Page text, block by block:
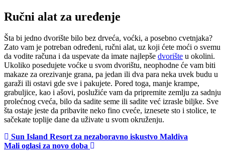
Ručni alat za uređenje
Šta bi jedno dvorište bilo bez drveća, voćki, a posebno cvetnjaka?
Zato vam je potreban određeni, ručni alat, uz koji ćete moći o svemu
da vodite računa i da uspevate da imate najlepše dvorište u okolini.
Ukoliko posedujete voćke u svom dvorištu, neophodne će vam biti
makaze za orezivanje grana, pa jedan ili dva para neka uvek budu u
garaži ili ostavi gde sve i pakujete. Pored toga, manje krampe,
grabuljice, kao i ašovi, poslužiće vam da pripremite zemlju za sadnju
prolećnog cveća, bilo da sadite seme ili sadite već izrasle biljke. Sve
šta ostaje jeste da pribavite neko fino cveće, iznesete sto i stolice, te
sačekate toplije dane da uživate u svom okruženju.
Управљање
објавама
Sun Island Resort za nezaboravno iskustvo Maldiva
Mali oglasi za novo doba